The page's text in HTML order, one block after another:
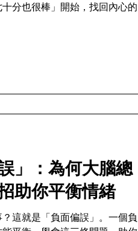
分也很棒」開始，找回內心的
」：為何大腦總
助你平衡情緒
這就是「負面偏誤」。一個負